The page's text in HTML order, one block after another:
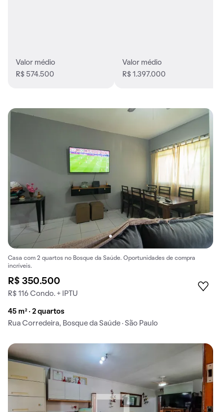
Valor médio
R$ 574.500
Valor médio
R$ 1.397.000
Casa com 2 quartos no Bosque da Saúde. Oportunidades de compra
incríveis.
R$ 350.500
R$ 116 Condo. + IPTU
45 m² · 2 quartos
Rua Corredeira, Bosque da Saúde · São Paulo